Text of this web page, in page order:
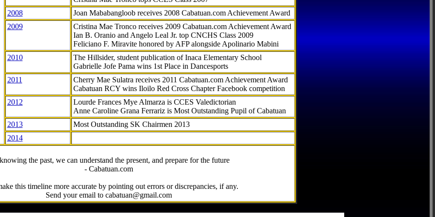
2008
Joan Mababangloob receives 2008 Cabatuan.com Achievement Award
2009
Cristina Mae Tronco receives 2009 Cabatuan.com Achievement Award
Ian B. Oranio and Angelo Leal Jr. top CNCHS Class 2009
Feliciano F. Miravite honored by AFP alongside Apolinario Mabini
2010
The Hillsider, student publication of Inaca Elementary School
Gabrielle Jofe Pama wins 1st Place in Dancesports
2011
Cherry Mae Sulatra receives 2011 Cabatuan.com Achievement Award
Cabatuan RCY wins Iloilo Red Cross Chapter Facebook competition
2012
Lourde Frances Mye Almarza is CCES Valedictorian
Anne Caroline Grana Ferrariz is Most Outstanding Pupil of Cabatuan
2013
Most Outstanding SK Chairmen 2013
2014
the past, we can understand the present, and prepare for the future
- Cabatuan.com
this timeline more accurate by pointing out errors or discrepancies, if any.
Send your email to cabatuan@gmail.com